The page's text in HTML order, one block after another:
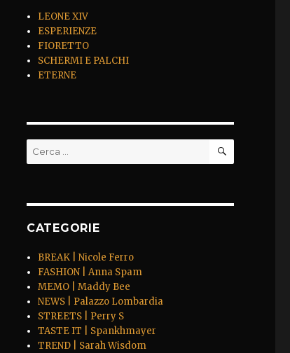
LEONE XIV
ESPERIENZE
FIORETTO
SCHERMI E PALCHI
ETERNE
Cerca: CERCA
CATEGORIE
BREAK | Nicole Ferro
FASHION | Anna Spam
MEMO | Maddy Bee
NEWS | Palazzo Lombardia
STREETS | Perry S
TASTE IT | Spankhmayer
TREND | Sarah Wisdom